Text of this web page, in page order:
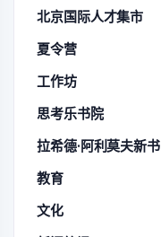
北京国际人才集市
夏令营
工作坊
思考乐书院
拉希德·阿利莫夫新书
教育
文化